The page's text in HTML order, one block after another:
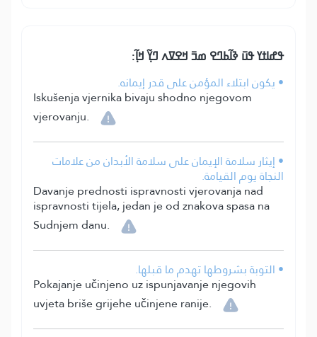
ߟߝߊߙߌ ߟߎ߫ ߢߊ߬ߕߣߐ ߘߏ߫ ߞߐߜߍ ߣߌ߲߬ ߞߊ߲߬:
• يكون ابتلاء المؤمن على قدر إيمانه.
Iskušenja vjernika bivaju shodno njegovom
vjerovanju.
• إيثار سلامة الإيمان على سلامة الأبدان من علامات
النجاة يوم القيامة.
Davanje prednosti ispravnosti vjerovanja nad
ispravnosti tijela, jedan je od znakova spasa na
Sudnjem danu.
• التوبة بشروطها تهدم ما قبلها.
Pokajanje učinjeno uz ispunjavanje njegovih
uvjeta briše grijehe učinjene ranije.